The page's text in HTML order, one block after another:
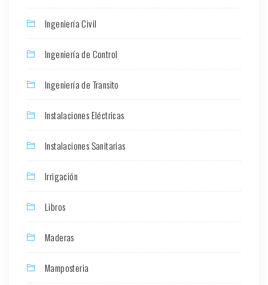
Ingeniería Civil
Ingeniería de Control
Ingeniería de Transito
Instalaciones Eléctricas
Instalaciones Sanitarias
Irrigación
Libros
Maderas
Mamposteria